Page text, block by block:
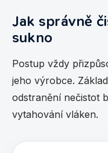
Jak správně
sukno
Postup vždy
jeho výrobce.
odstranění nečistot
vytahování vláken.